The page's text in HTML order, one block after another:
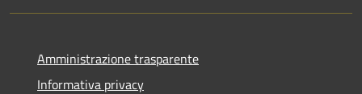
Amministrazione trasparente
Informativa privacy